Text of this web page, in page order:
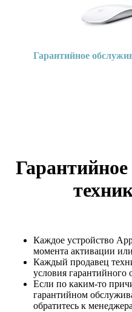
Гарантийное
Каждое устройство
момента активации
Каждый продавец
условия гарантийного
Если по каким-то
гарантийном
обратитесь к